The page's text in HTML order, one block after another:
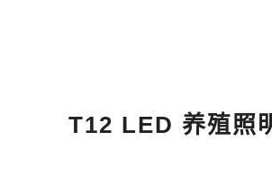
T12 LED 养殖照